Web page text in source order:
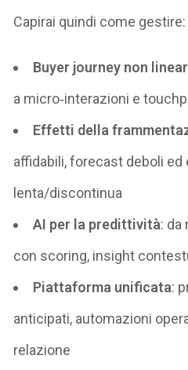
Capirai quindi come gestire:
Buyer journey non
a micro‑interazioni e
Effetti della
affidabili, forecast deboli ed
lenta/discontinua
AI per la predittività: da
con scoring, insight
Piattaforma unificata:
anticipati, automazioni
relazione